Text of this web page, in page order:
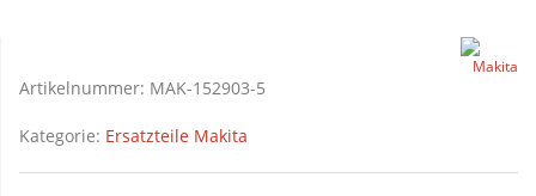
Artikelnummer: MAK-152903-5
Kategorie: Ersatzteile Makita